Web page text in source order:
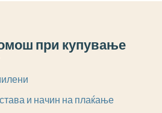
при купување
и начин на плаќање